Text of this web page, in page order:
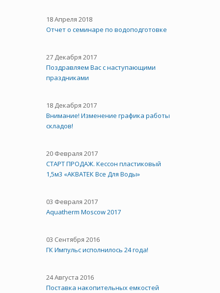
18 Апреля 2018
Отчет о семинаре по водоподготовке
27 Декабря 2017
Поздравляем Вас с наступающими
праздниками
18 Декабря 2017
Внимание! Изменение графика работы
складов!
20 Февраля 2017
СТАРТ ПРОДАЖ. Кессон пластиковый
1,5м3 «АКВАТЕК Все Для Воды»
03 Февраля 2017
Aquatherm Moscow 2017
03 Сентября 2016
ГК Импульс исполнилось 24 года!
24 Августа 2016
Поставка накопительных емкостей